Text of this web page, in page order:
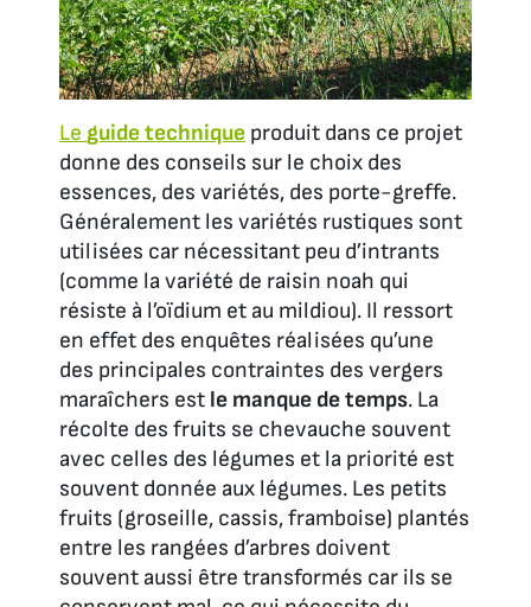
Le guide technique produit dans ce projet
donne des conseils sur le choix des
essences, des variétés, des porte-greffe.
Généralement les variétés rustiques sont
utilisées car nécessitant peu d’intrants
(comme la variété de raisin noah qui
résiste à l’oïdium et au mildiou). Il ressort
en effet des enquêtes réalisées qu’une
des principales contraintes des vergers
maraîchers est le manque de temps. La
récolte des fruits se chevauche souvent
avec celles des légumes et la priorité est
souvent donnée aux légumes. Les petits
fruits (groseille, cassis, framboise) plantés
entre les rangées d’arbres doivent
souvent aussi être transformés car ils se